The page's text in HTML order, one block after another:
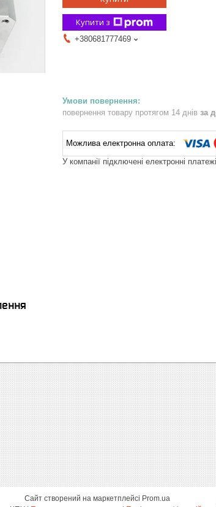
Купити з
+380681777469
повернення товару протягом 14 днів за
У компанії підключені електронні
Сайт створений на маркетплейсі Prom.ua